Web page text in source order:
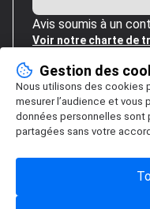
Avis soumis à un
Voir notre charte de
Gestion des
Nous utilisons des cookies
mesurer l’audience et
données personnelles sont
partagées sans votre